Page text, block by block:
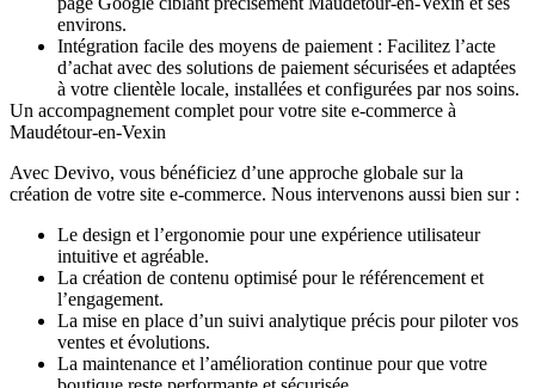
environs.
Intégration facile des moyens de paiement : Facilitez l’acte
d’achat avec des solutions de paiement sécurisées et adaptées
à votre clientèle locale, installées et configurées par nos soins.
Un accompagnement complet pour votre site e-commerce à
Maudétour-en-Vexin
Avec Devivo, vous bénéficiez d’une approche globale sur la
création de votre site e-commerce. Nous intervenons aussi bien sur :
Le design et l’ergonomie pour une expérience utilisateur
intuitive et agréable.
La création de contenu optimisé pour le référencement et
l’engagement.
La mise en place d’un suivi analytique précis pour piloter vos
ventes et évolutions.
La maintenance et l’amélioration continue pour que votre